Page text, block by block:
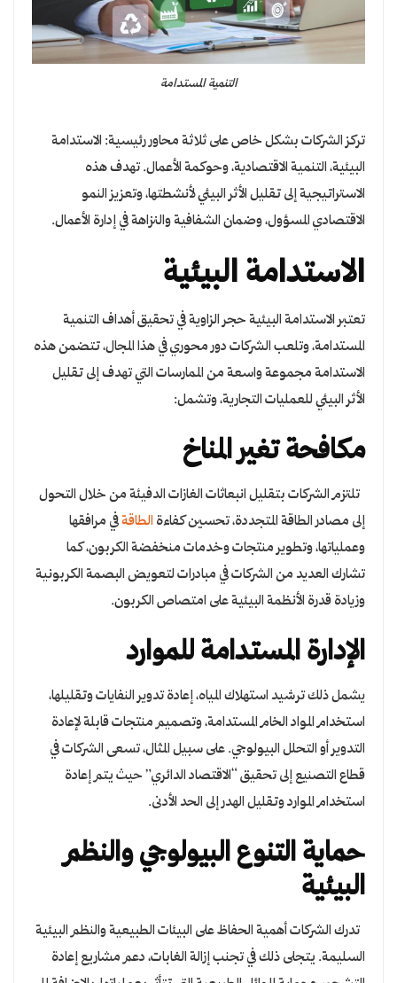
التنمية المستدامة
تركز الشركات بشكل خاص على ثلاثة محاور رئيسية: الاستدامة
البيئية، التنمية الاقتصادية، وحوكمة الأعمال. تهدف هذه
الاستراتيجية إلى تقليل الأثر البيئي لأنشطتها، وتعزيز النمو
الاقتصادي المسؤول، وضمان الشفافية والنزاهة في إدارة الأعمال.
الاستدامة البيئية
تعتبر الاستدامة البيئية حجر الزاوية في تحقيق أهداف التنمية
المستدامة، وتلعب الشركات دور محوري في هذا المجال، تتضمن هذه
الاستدامة مجموعة واسعة من الممارسات التي تهدف إلى تقليل
الأثر البيئي للعمليات التجارية، وتشمل:
مكافحة تغير المناخ
تلتزم الشركات بتقليل انبعاثات الغازات الدفيئة من خلال التحول
إلى مصادر الطاقة المتجددة، تحسين كفاءة الطاقةفي مرافقها
وعملياتها، وتطوير منتجات وخدمات منخفضة الكربون، كما
تشارك العديد من الشركات في مبادرات لتعويض البصمة الكربونية
وزيادة قدرة الأنظمة البيئية على امتصاص الكربون.
الإدارة المستدامة للموارد
يشمل ذلك ترشيد استهلاك المياه، إعادة تدوير النفايات وتقليلها،
استخدام المواد الخام المستدامة، وتصميم منتجات قابلة لإعادة
التدوير أو التحلل البيولوجي. على سبيل المثال، تسعى الشركات في
قطاع التصنيع إلى تحقيق “الاقتصاد الدائري” حيث يتم إعادة
استخدام الموارد وتقليل الهدر إلى الحد الأدنى.
حماية التنوع البيولوجي والنظم
البيئية
تدرك الشركات أهمية الحفاظ على البيئات الطبيعية والنظم البيئية
السليمة. يتجلى ذلك في تجنب إزالة الغابات، دعم مشاريع إعادة